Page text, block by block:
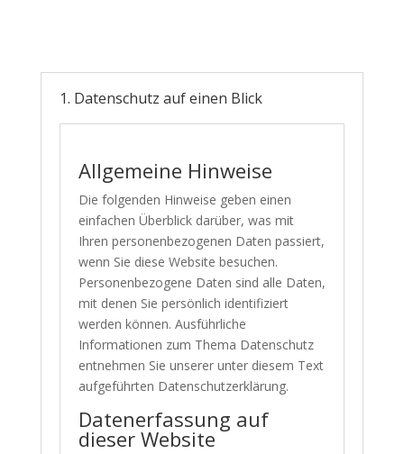
1. Datenschutz auf einen Blick
Allgemeine Hinweise
Die folgenden Hinweise geben einen
einfachen Überblick darüber, was mit
Ihren personenbezogenen Daten passiert,
wenn Sie diese Website besuchen.
Personenbezogene Daten sind alle Daten,
mit denen Sie persönlich identifiziert
werden können. Ausführliche
Informationen zum Thema Datenschutz
entnehmen Sie unserer unter diesem Text
aufgeführten Datenschutzerklärung.
Datenerfassung auf
dieser Website